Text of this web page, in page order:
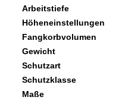
Arbeitstiefe
Höheneinstellungen
Fangkorbvolumen
Gewicht
Schutzart
Schutzklasse
Maße